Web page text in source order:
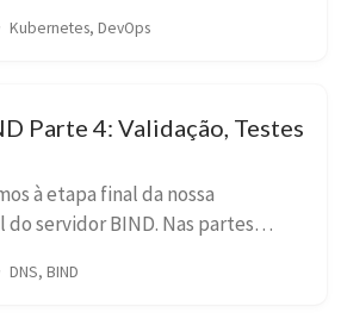
de forma eficien...
Kubernetes, DevOps
Parte 4: Validação, Testes
à etapa final da nossa
servidor BIND. Nas partes
nossas zonas com
DNS, BIND